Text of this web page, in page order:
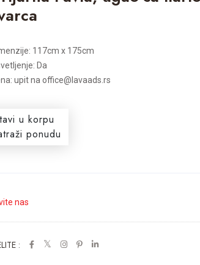
117cm x 175cm
Da
upit na office@lavaads.rs
u korpu
ponudu
nas
: